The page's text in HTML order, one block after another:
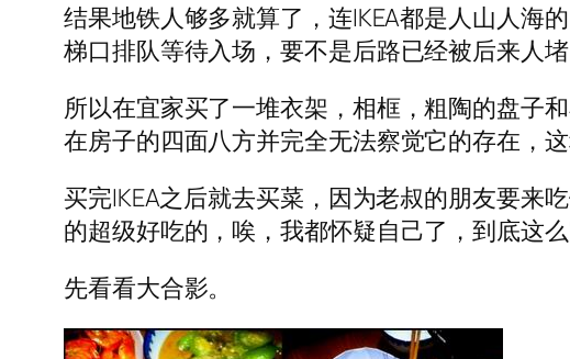
结果地铁人够多就算了，连IKEA都是人山人海
梯口排队等待入场，要不是后路已经被后来人
所以在宜家买了一堆衣架，相框，粗陶的盘子
在房子的四面八方并完全无法察觉它的存在，
买完IKEA之后就去买菜，因为老叔的朋友要来
的超级好吃的，唉，我都怀疑自己了，到底这
先看看大合影。